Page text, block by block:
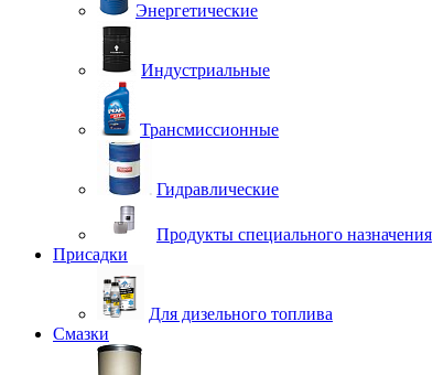
Энергетические
Индустриальные
Трансмиссионные
Гидравлические
Продукты специального назначения
Присадки
Для дизельного топлива
Смазки